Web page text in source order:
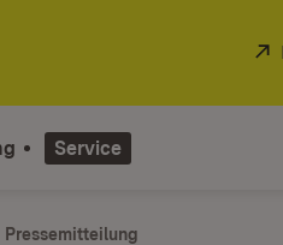
Service
Pressemitteilung